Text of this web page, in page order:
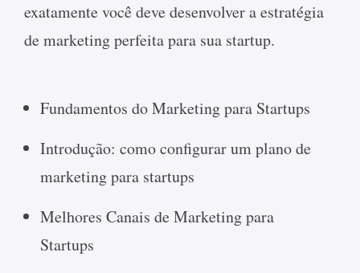
exatamente você deve desenvolver a estratégia
de marketing perfeita para sua startup.
Fundamentos do Marketing para Startups
Introdução: como configurar um plano de
marketing para startups
Melhores Canais de Marketing para
Startups